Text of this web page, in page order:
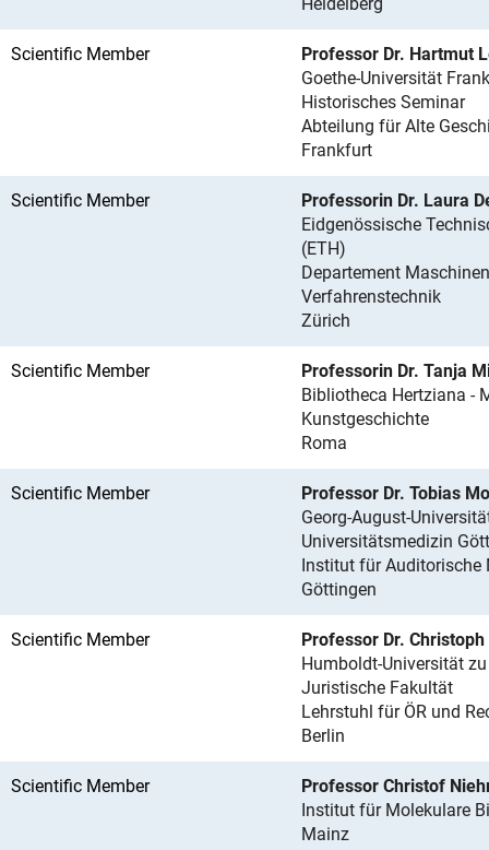
Scientific Member
Professor Dr. Hartmut
Goethe-Universität
Historisches Seminar
Abteilung für Alte
Frankfurt
Scientific Member
Professorin Dr. Laura
Eidgenössische
(ETH)
Departement
Verfahrenstechnik
Zürich
Scientific Member
Professorin Dr. Tanja
Bibliotheca Hertziana -
Kunstgeschichte
Roma
Scientific Member
Professor Dr. Tobias
Georg-August-
Universitätsmedizin
Institut für Auditorische
Göttingen
Scientific Member
Professor Dr.
Humboldt-Universität
Juristische Fakultät
Lehrstuhl für ÖR und
Berlin
Scientific Member
Professor Christof
Institut für Molekulare
Mainz